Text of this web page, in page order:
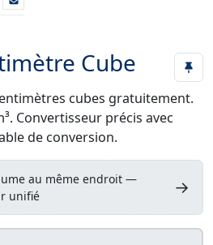
Cube
cubes gratuitement.
Convertisseur précis avec
de conversion.
au même endroit —
unifié
→